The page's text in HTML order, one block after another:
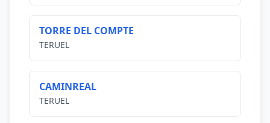
TORRE DEL COMPTE
TERUEL
CAMINREAL
TERUEL